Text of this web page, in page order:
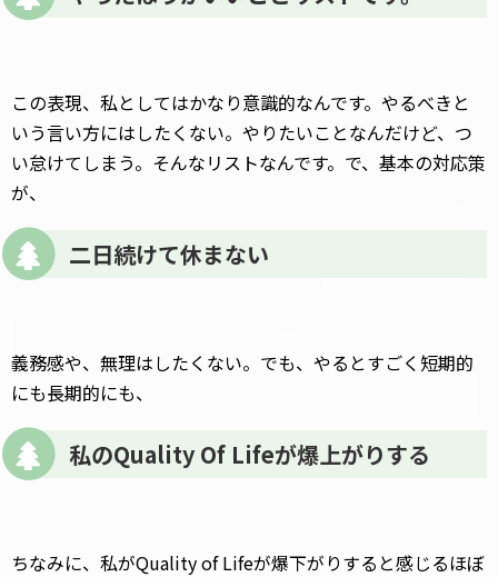
この表現、私としてはかなり意識的なんです。やるべきと
いう言い方にはしたくない。やりたいことなんだけど、つ
い怠けてしまう。そんなリストなんです。で、基本の対応策
が、
二日続けて休まない
義務感や、無理はしたくない。でも、やるとすごく短期的
にも長期的にも、
私のQuality Of Lifeが爆上がりする
ちなみに、私がQuality of Lifeが爆下がりすると感じるほぼ